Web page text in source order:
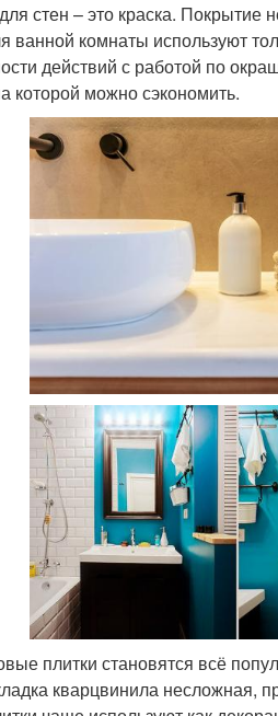
стен – это краска. Покрытие
ванной комнаты используют
действий с работой по
которой можно сэкономить.
плитки становятся всё
кварцвинила несложная,